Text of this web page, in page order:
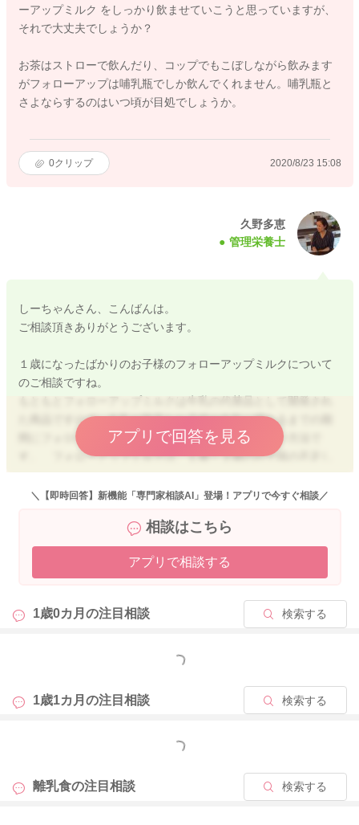
ーアップミルク をしっかり飲ませていこうと思っていますが、
それで大丈夫でしょうか？
お茶はストローで飲んだり、コップでもこぼしながら飲みます
がフォローアップは哺乳瓶でしか飲んでくれません。哺乳瓶と
さよならするのはいつ頃が目処でしょうか。
0クリップ 2020/8/23 15:08
久野多恵
管理栄養士
しーちゃんさん、こんばんは。
ご相談頂きありがとうございます。
１歳になったばかりのお子様のフォローアップミルクについて
のご相談ですね。
た商品ですので、牛乳が苦手なお子様や牛乳に慣れるまでの期
間にフォローアップミルクを使用するのはとても良い方法で
す。 フォローアップミルクは、１歳～３歳のお子様の不足し
がちな、栄養素(カルシウム・鉄分・ビタミンD・DHA)などを強
化したものなので、牛乳にも慣らしつつ３歳くらいまで継続さ
１歳以降の哺乳瓶の継続的な使用は、虫歯のリスクが上がった
り、歯並びにも影響が出る可能性もあるので、１歳６カ月くら
でお茶は飲めるのですね。
フォローアップミルクをそれらで飲めるように、少しずつ練習
っている言葉もだんだんと理解できるようになってきますの
ば、卒業できるかもしれませんね。焦らずゆっくりと様子を見
アプリで回答を見る
2020/8/23 21:29
＼【即時回答】新機能「専門家相談AI」登場！アプリで今すぐ相談／
相談はこちら
アプリで相談する
1歳0カ月の注目相談 検索する
もっと見る
1歳1カ月の注目相談 検索する
もっと見る
離乳食の注目相談 検索する